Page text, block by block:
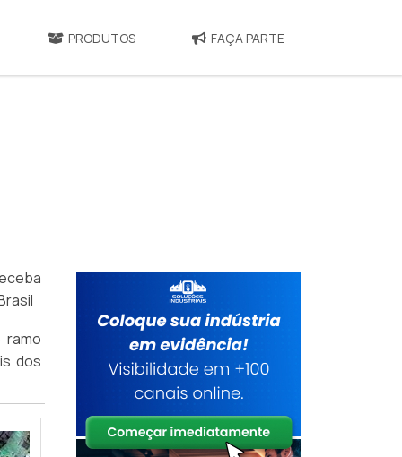
PRODUTOS FAÇA PARTE
ramo
dos